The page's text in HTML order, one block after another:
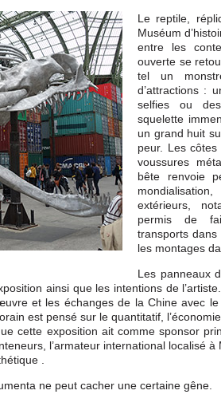
Le reptile,
Muséum
entre les
ouverte se
tel un
d’attractions :
selfies ou
squelette
un grand huit
peur. Les
voussures
bête renvoie
extérieurs,
permis de
transports
les montages
Les panneaux
ainsi que les intentions de
et les échanges de la Chine avec
est pensé sur le quantitatif,
cette exposition ait comme sponsor
l’armateur international localisé
.
ne peut cacher une certaine gêne.